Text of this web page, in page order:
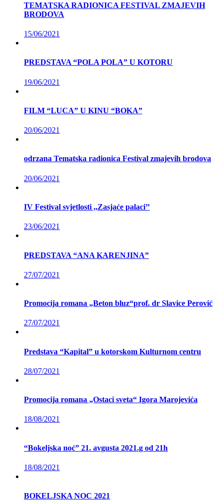
TEMATSKA RADIONICA FESTIVAL ZMAJEVIH
BRODOVA
15/06/2021
PREDSTAVA “POLA POLA” U KOTORU
19/06/2021
FILM “LUCA” U KINU “BOKA”
20/06/2021
odrzana Tematska radionica Festival zmajevih brodova
20/06/2021
IV Festival svjetlosti ,,Zasjaće palaci’’
23/06/2021
PREDSTAVA “ANA KARENJINA”
27/07/2021
Promocija romana „Beton bluz“prof. dr Slavice Perović
27/07/2021
Predstava “Kapital” u kotorskom Kulturnom centru
28/07/2021
Promocija romana „Ostaci sveta“ Igora Marojevića
18/08/2021
“Bokeljska noć” 21. avgusta 2021.g od 21h
18/08/2021
BOKELJSKA NOC 2021